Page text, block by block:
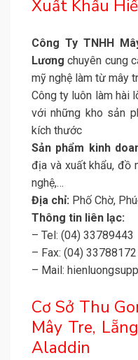
Xuất Khẩu
Công Ty TNHH
Lươngchuyên cung
mỹ nghệ làm từ mây
Công ty luôn làm hài
với những kho sản
kích thước
Sản phẩm kinh
địa và xuất khẩu, đồ
nghệ,…
Địa chỉ: Phố Chờ,
Thông tin liên lạc:
– Tel: (04) 33789443
– Fax: (04) 33788172
– Mail:
Cơ Sở Thu
Mây Tre,
Aladdin